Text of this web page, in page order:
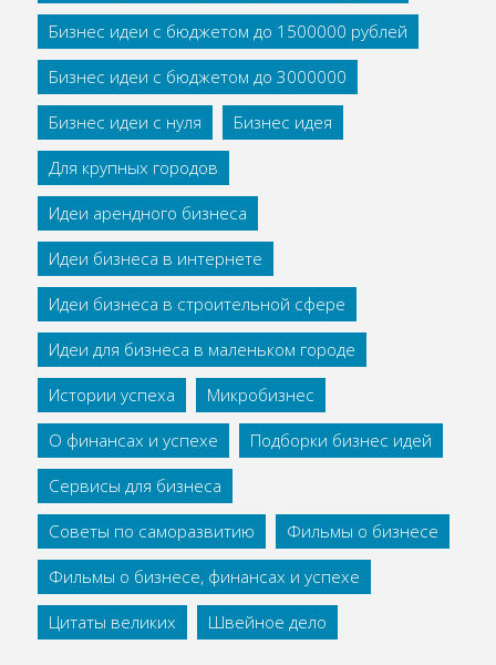
Бизнес идеи с бюджетом до 1500000 рублей
Бизнес идеи с бюджетом до 3000000
Бизнес идеи с нуля
Бизнес идея
Для крупных городов
Идеи арендного бизнеса
Идеи бизнеса в интернете
Идеи бизнеса в строительной сфере
Идеи для бизнеса в маленьком городе
Истории успеха
Микробизнес
О финансах и успехе
Подборки бизнес идей
Сервисы для бизнеса
Советы по саморазвитию
Фильмы о бизнесе
Фильмы о бизнесе, финансах и успехе
Цитаты великих
Швейное дело